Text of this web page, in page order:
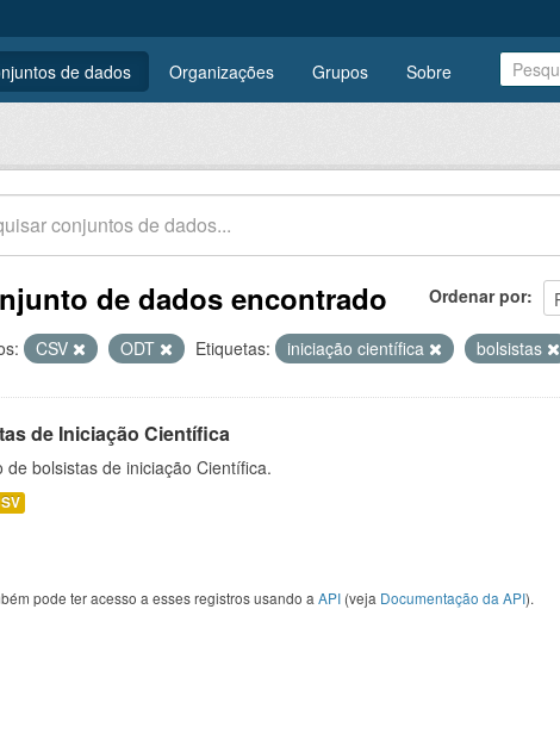
de dados Organizações Grupos Sobre
Ordenar por
de dados encontrado
CSV ODT Etiquetas: iniciação científica bolsistas
de Iniciação Científica
de bolsistas de iniciação Científica.
pode ter acesso a esses registros usando a API (veja Documentação da API).